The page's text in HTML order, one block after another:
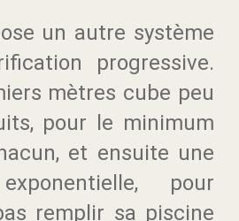
un autre système
progressive.
mètres cube peu
pour le minimum
et ensuite une
pour
remplir sa piscine